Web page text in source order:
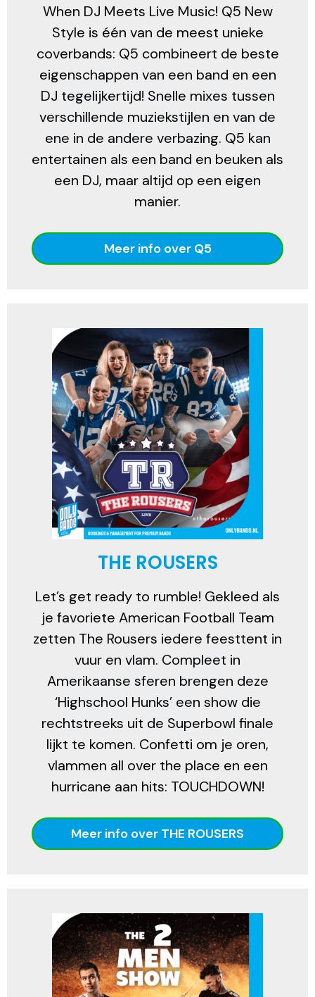
When DJ Meets Live Music! Q5 New
Style is één van de meest unieke
coverbands: Q5 combineert de beste
eigenschappen van een band en een
DJ tegelijkertijd! Snelle mixes tussen
verschillende muziekstijlen en van de
ene in de andere verbazing. Q5 kan
entertainen als een band en beuken als
een DJ, maar altijd op een eigen
manier.
Meer info over Q5
THE ROUSERS
Let’s get ready to rumble! Gekleed als
je favoriete American Football Team
zetten The Rousers iedere feesttent in
vuur en vlam. Compleet in
Amerikaanse sferen brengen deze
‘Highschool Hunks’ een show die
rechtstreeks uit de Superbowl finale
lijkt te komen. Confetti om je oren,
vlammen all over the place en een
hurricane aan hits: TOUCHDOWN!
Meer info over THE ROUSERS